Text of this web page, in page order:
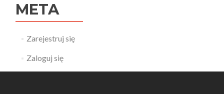
META
Zarejestruj się
Zaloguj się